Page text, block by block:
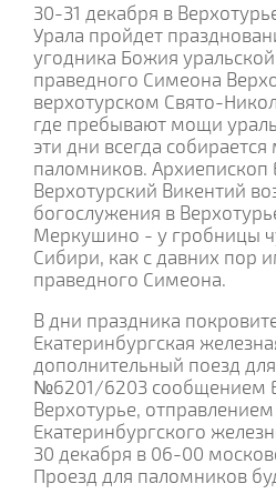
30-31 декабря в
Урала пройдет
угодника Божия
праведного Симеона
верхотурском Свято-
где пребывают мощи
эти дни всегда
паломников. Архиепископ
Верхотурский Викентий
богослужения в
Меркушино - у гробницы
Сибири, как с давних пор
праведного Симеона.
В дни праздника
Екатеринбургская
дополнительный поезд
№6201/6203 сообщением
Верхотурье, отправлением
Екатеринбургского
30 декабря в 06-00
Проезд для паломников